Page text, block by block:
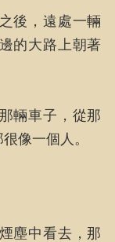
後，遠處一輛
的大路上朝著
輛車子，從那
像一個人。
塵中看去，那